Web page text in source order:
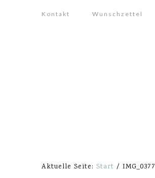
Kontakt Wunschzettel
Aktuelle Seite: Start / IMG_0377